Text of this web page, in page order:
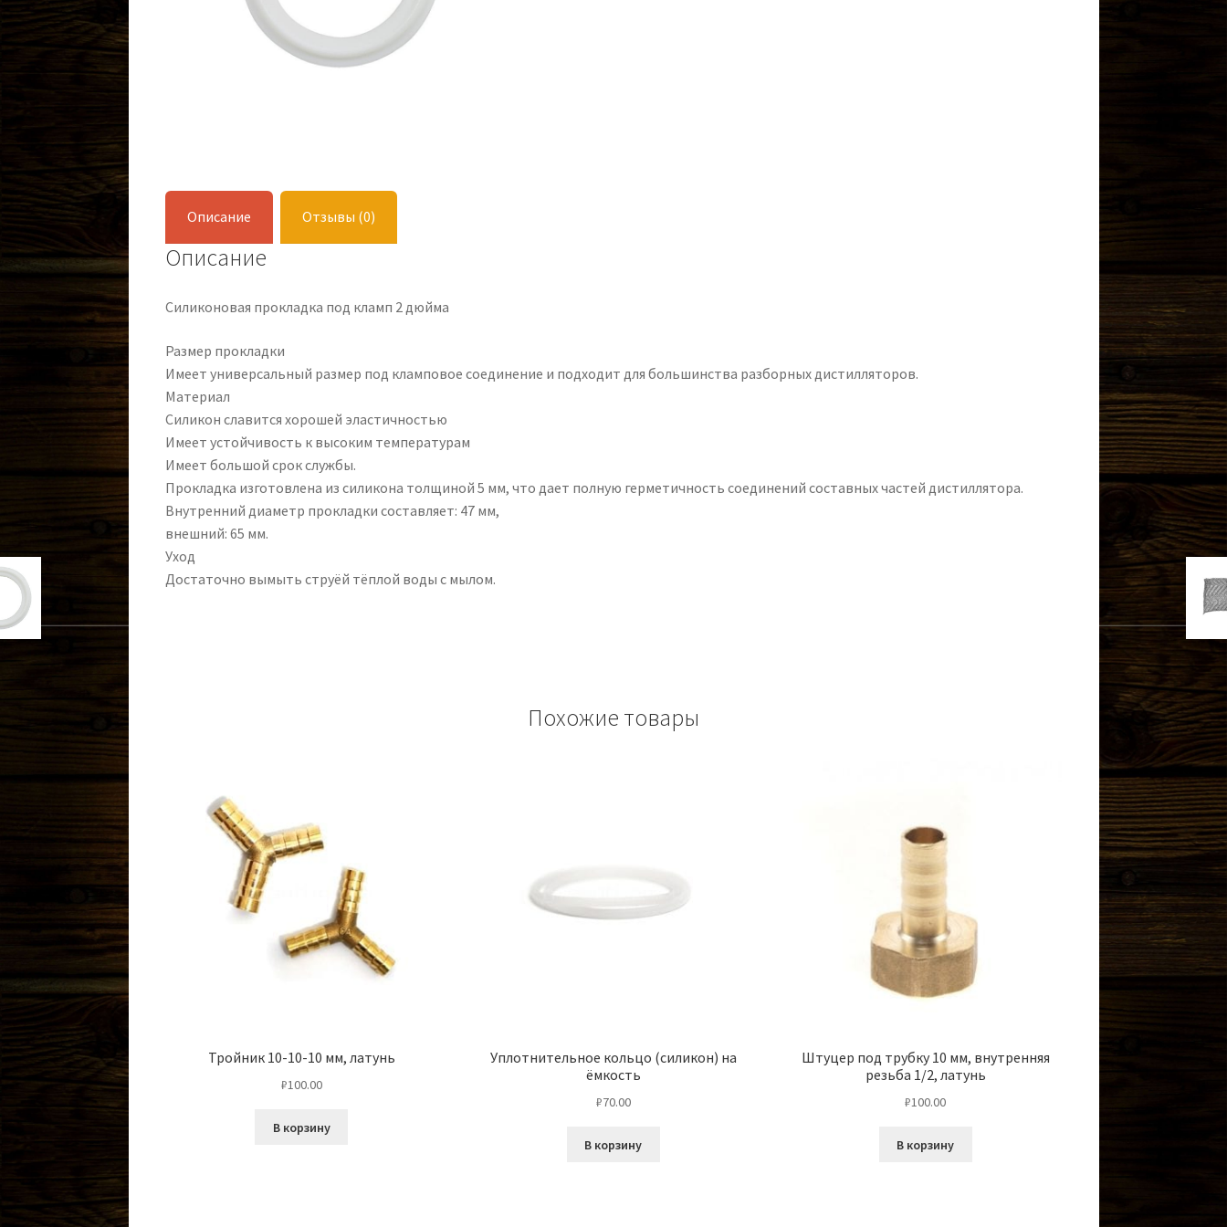
Описание Отзывы (0)
Описание
Силиконовая прокладка под кламп 2 дюйма
Размер прокладки
Имеет универсальный размер под кламповое соединение и подходит для большинства разборных дистилляторов.
Материал
Силикон славится хорошей эластичностью
Имеет устойчивость к высоким температурам
Имеет большой срок службы.
Прокладка изготовлена из силикона толщиной 5 мм, что дает полную герметичность соединений составных частей дистиллятора.
Внутренний диаметр прокладки составляет: 47 мм,
внешний: 65 мм.
Уход
Достаточно вымыть струёй тёплой воды с мылом.
Похожие товары
Тройник 10-10-10 мм, латунь
₽100.00
В корзину
Уплотнительное кольцо (силикон) на
ёмкость
₽70.00
В корзину
Штуцер под трубку 10 мм, внутренняя
резьба 1/2, латунь
₽100.00
В корзину